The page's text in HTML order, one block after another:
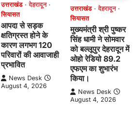
उत्तराखंड
देहरादून
सियासत
आपदा से सड़क
क्षतिग्रस्त होने के
कारण लगभग 120
परिवारों की आवाजाही
प्रभावित
News Desk
August 4, 2026
उत्तराखंड
देहरादून
सियासत
मुख्यमंत्री श्री पुष्कर
सिंह धामी ने सोमवार
को बल्लूपुर देहरादून में
ओहो रेडियो 89.2
एफएम का शुभारंभ
किया।
News Desk
August 4, 2026